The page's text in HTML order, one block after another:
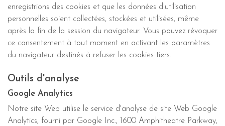
enregistrions des cookies et que les données d'utilisation
personnelles soient collectées, stockées et utilisées, même
après la fin de la session du navigateur. Vous pouvez révoquer
ce consentement à tout moment en activant les paramètres
du navigateur destinés à refuser les cookies tiers.
Outils d'analyse
Google Analytics
Notre site Web utilise le service d'analyse de site Web Google
Analytics, fourni par Google Inc., 1600 Amphitheatre Parkway,